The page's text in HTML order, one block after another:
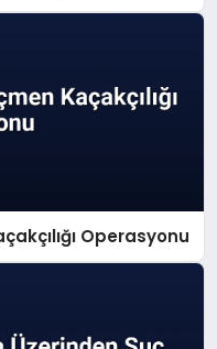
Operasyonu